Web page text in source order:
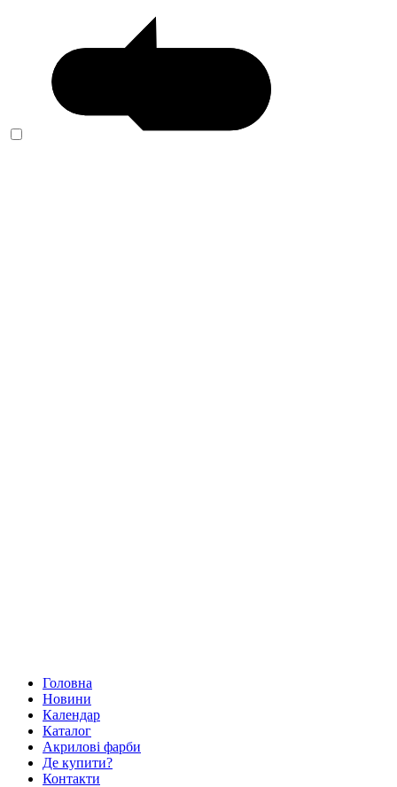
Головна
Новини
Календар
Каталог
Акрилові фарби
Де купити?
Контакти